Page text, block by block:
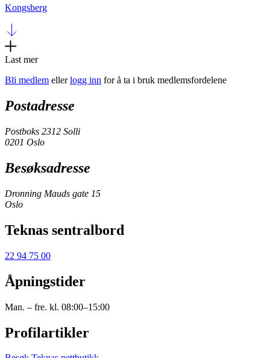
Kongsberg
Last mer
Bli medlem ellerlogg inn for å ta i bruk medlemsfordelene
Postadresse
Postboks 2312 Solli
0201 Oslo
Besøksadresse
Dronning Mauds gate 15
Oslo
Teknas sentralbord
22 94 75 00
Åpningstider
Man. – fre. kl. 08:00–15:00
Profilartikler